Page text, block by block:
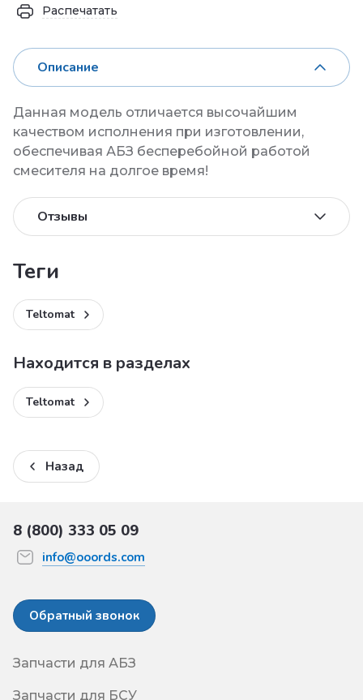
Распечатать
Описание
Данная модель отличается высочайшим
качеством исполнения при изготовлении,
обеспечивая АБЗ бесперебойной работой
смесителя на долгое время!
Отзывы
теги
Teltomat
Находится в разделах
Teltomat
Назад
8 (800) 333 05 09
info@ooords.com
Обратный звонок
Запчасти для АБЗ
Запчасти для БСУ